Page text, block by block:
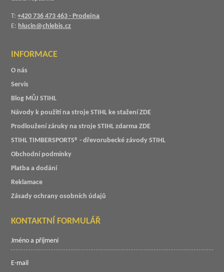
T:+420 736 473 463 - Prodejna
E: hlucin@chlebis.cz
INFORMACE
O nás
Servis
Blog MŮJ STIHL
Návody k použití na stroje STIHL ke stažení ZDE
Prodloužení záruky na stroje STIHL zdarma ZDE
STIHL TIMBERSPORTS® - dřevorubecké závody STIHL
Obchodní podmínky
Platba a dodání
Reklamace
Zásady ochrany osobních údajů
KONTAKTNÍ FORMULÁŘ